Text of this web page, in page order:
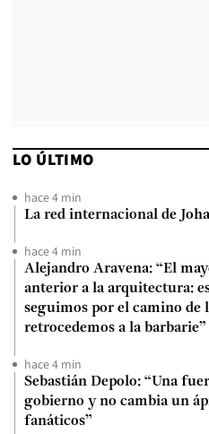
LO ÚLTIMO
hace 4 min
La red internacional de
hace 4 min
Alejandro Aravena: “El
anterior a la arquitectura:
seguimos por el camino de
retrocedemos a la barbarie”
hace 4 min
Sebastián Depolo: “Una
gobierno y no cambia un
fanáticos”